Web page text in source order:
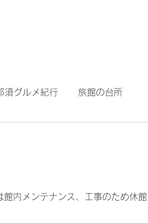
須グルメ紀行 旅館の台所
内メンテナンス、工事のため休